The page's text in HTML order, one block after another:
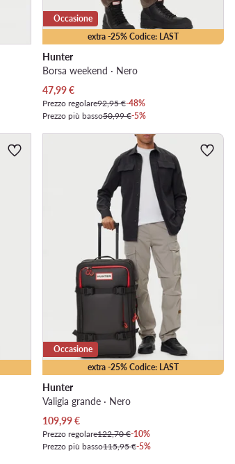
extra -25% Codice: LAST
Occasione
Hunter
Borsa weekend · Nero
Prezzo attuale
47,99€
Prezzo regolare92,95 €-48%
Prezzo più basso50,99 €-5%
extra -25% Codice: LAST
Occasione
Hunter
Valigia grande · Nero
Prezzo attuale
109,99€
Prezzo regolare122,70 €-10%
Prezzo più basso115,95 €-5%